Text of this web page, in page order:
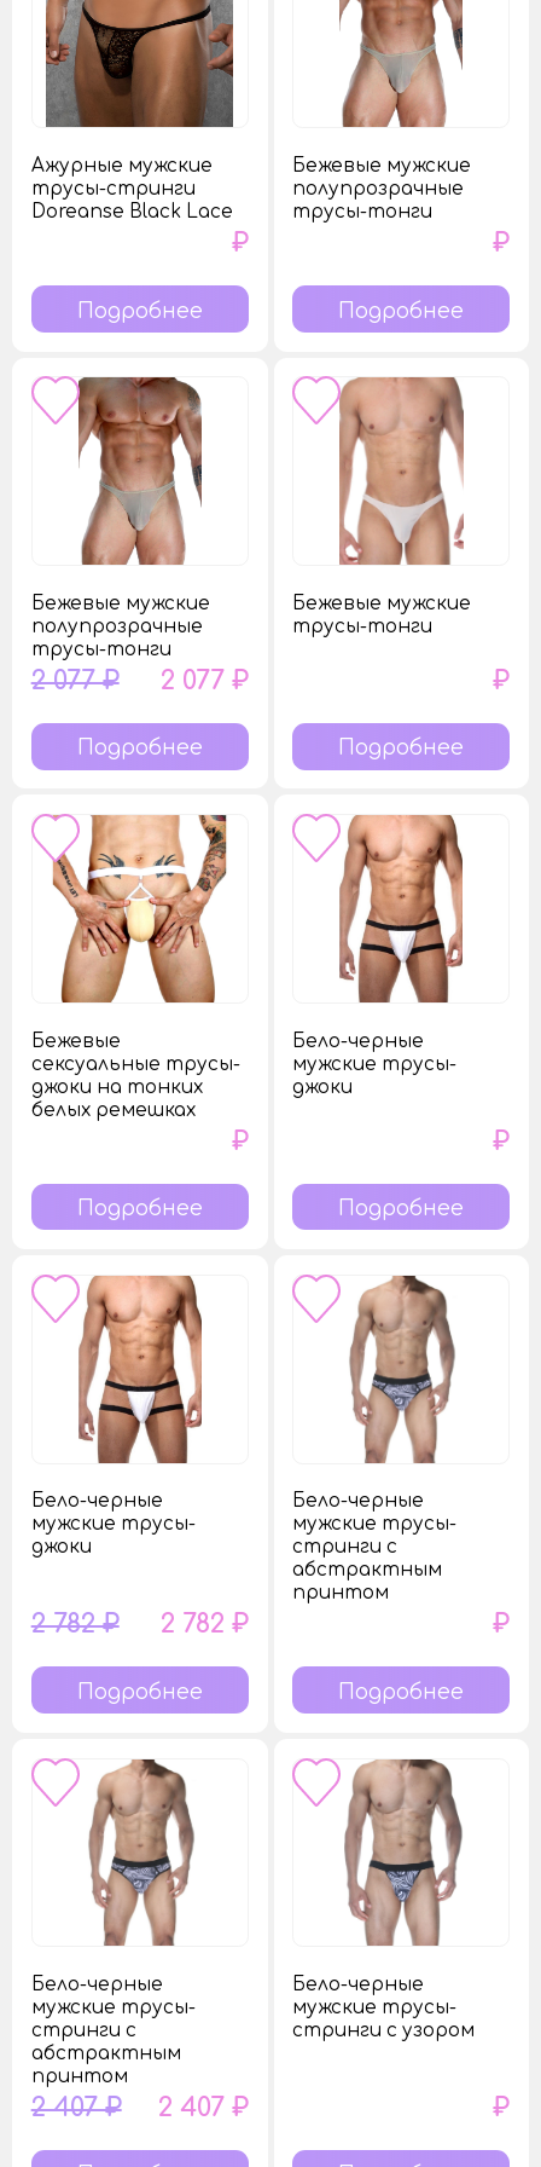
Ажурные мужские
трусы-стринги
Doreanse Black Lace
₽
Подробнее
Бежевые мужские
полупрозрачные
трусы-тонги
₽
Подробнее
Бежевые мужские
полупрозрачные
трусы-тонги
2 077 ₽ 2 077 ₽
Подробнее
Бежевые мужские
трусы-тонги
₽
Подробнее
Бежевые
сексуальные трусы-
джоки на тонких
белых ремешках
₽
Подробнее
Бело-черные
мужские трусы-
джоки
₽
Подробнее
Бело-черные
мужские трусы-
джоки
2 782 ₽ 2 782 ₽
Подробнее
Бело-черные
мужские трусы-
стринги с
абстрактным
принтом
₽
Подробнее
Бело-черные
мужские трусы-
стринги с
абстрактным
принтом
2 407 ₽ 2 407 ₽
Бело-черные
мужские трусы-
стринги с узором
₽